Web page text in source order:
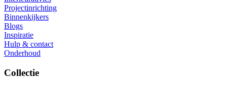
Projectinrichting
Binnenkijkers
Blogs
Inspiratie
Hulp & contact
Onderhoud
Collectie